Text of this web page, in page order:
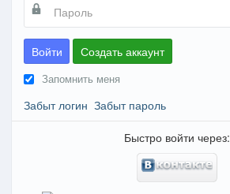
Войти Создать аккаунт
Запомнить меня
Забыт логин Забыт пароль
Быстро войти через: